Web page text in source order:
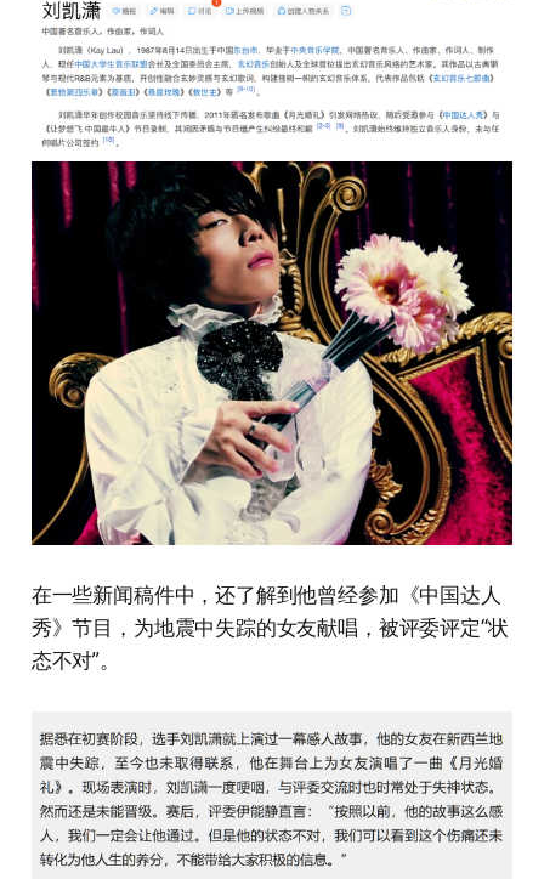
在一些新闻稿件中，还了解到他曾经参加《中国达人
秀》节目，为地震中失踪的女友献唱，被评委评定“状
态不对”。